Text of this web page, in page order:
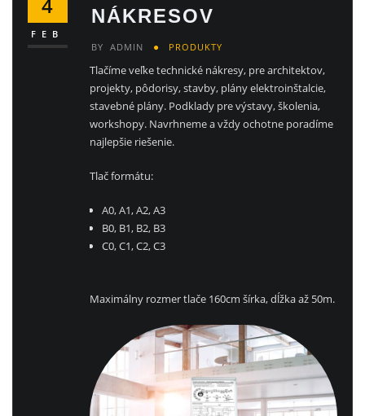
FEB
NÁKRESOV
BY ADMIN PRODUKTY
Tlačíme veľke technické nákresy, pre architektov,
projekty, pôdorisy, stavby, plány elektroinštalcie,
stavebné plány. Podklady pre výstavy, školenia,
workshopy. Navrhneme a vždy ochotne poradíme
najlepšie riešenie.
Tlač formátu:
A0, A1, A2, A3
B0, B1, B2, B3
C0, C1, C2, C3
Maximálny rozmer tlače 160cm šírka, dĺžka až 50m.